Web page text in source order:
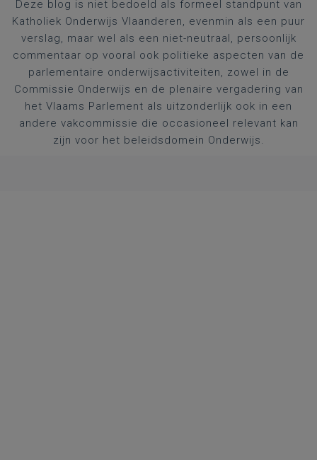
Deze blog is niet bedoeld als formeel standpunt van
Katholiek Onderwijs Vlaanderen, evenmin als een puur
verslag, maar wel als een niet-neutraal, persoonlijk
commentaar op vooral ook politieke aspecten van de
parlementaire onderwijsactiviteiten, zowel in de
Commissie Onderwijs en de plenaire vergadering van
het Vlaams Parlement als uitzonderlijk ook in een
andere vakcommissie die occasioneel relevant kan
zijn voor het beleidsdomein Onderwijs.